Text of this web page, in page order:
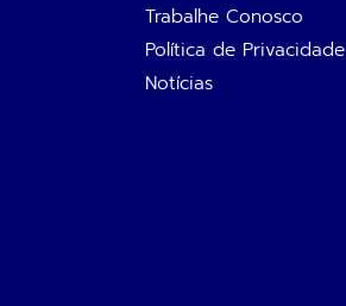
Trabalhe Conosco
Política de Privacidade
Notícias